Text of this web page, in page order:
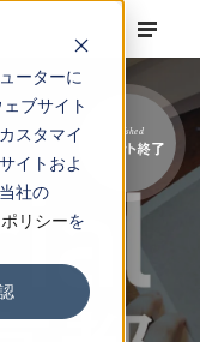
ーターに
ブサイト
スタマイ
イトおよ
社の
リシーを
Finished
イベント終了